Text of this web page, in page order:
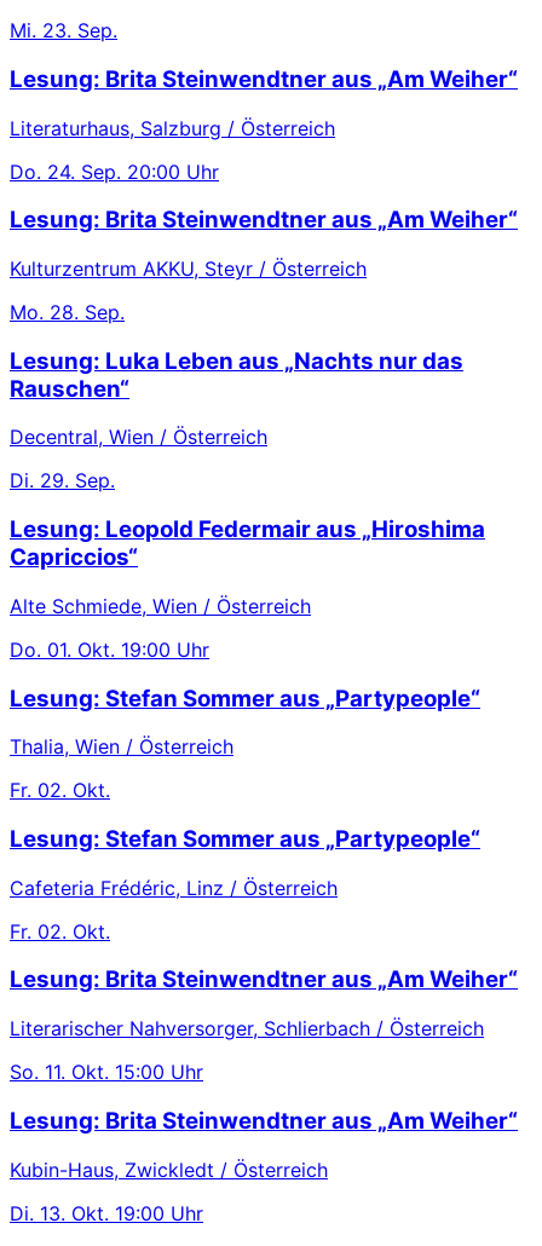
Mi. 23. Sep.
Lesung: Brita Steinwendtner aus „Am Weiher“
Literaturhaus, Salzburg / Österreich
Do. 24. Sep. 20:00 Uhr
Lesung: Brita Steinwendtner aus „Am Weiher“
Kulturzentrum AKKU, Steyr / Österreich
Mo. 28. Sep.
Lesung: Luka Leben aus „Nachts nur das
Rauschen“
Decentral, Wien / Österreich
Di. 29. Sep.
Lesung: Leopold Federmair aus „Hiroshima
Capriccios“
Alte Schmiede, Wien / Österreich
Do. 01. Okt. 19:00 Uhr
Lesung: Stefan Sommer aus „Partypeople“
Thalia, Wien / Österreich
Fr. 02. Okt.
Lesung: Stefan Sommer aus „Partypeople“
Cafeteria Frédéric, Linz / Österreich
Fr. 02. Okt.
Lesung: Brita Steinwendtner aus „Am Weiher“
Literarischer Nahversorger, Schlierbach / Österreich
So. 11. Okt. 15:00 Uhr
Lesung: Brita Steinwendtner aus „Am Weiher“
Kubin-Haus, Zwickledt / Österreich
Di. 13. Okt. 19:00 Uhr